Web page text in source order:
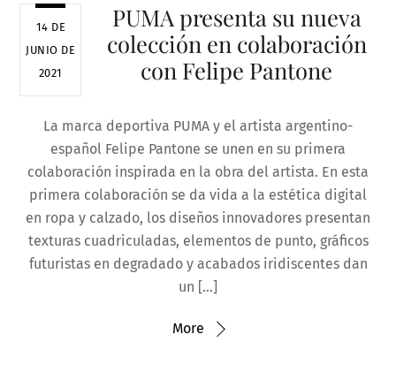
14 DE
JUNIO DE
2021
PUMA presenta su nueva
colección en colaboración
con Felipe Pantone
La marca deportiva PUMA y el artista argentino-
español Felipe Pantone se unen en su primera
colaboración inspirada en la obra del artista. En esta
primera colaboración se da vida a la estética digital
en ropa y calzado, los diseños innovadores presentan
texturas cuadriculadas, elementos de punto, gráficos
futuristas en degradado y acabados iridiscentes dan
un […]
More